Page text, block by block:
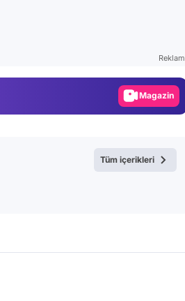
Reklam
Magazin
Tüm içerikleri